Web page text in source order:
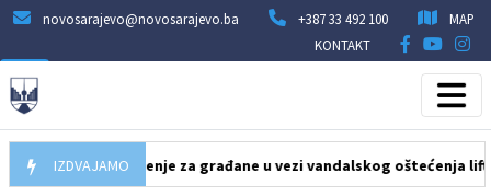
novosarajevo@novosarajevo.ba +387 33 492 100
MAP
KONTAKT
IZDVAJAMO
Obavještenje za građane u vezi vandalskog oštećenja lifta u